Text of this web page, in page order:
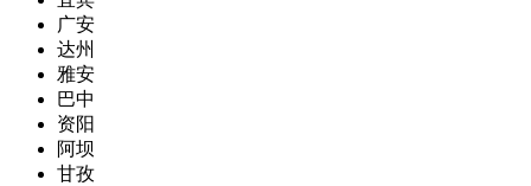
广安
达州
雅安
巴中
资阳
阿坝
甘孜